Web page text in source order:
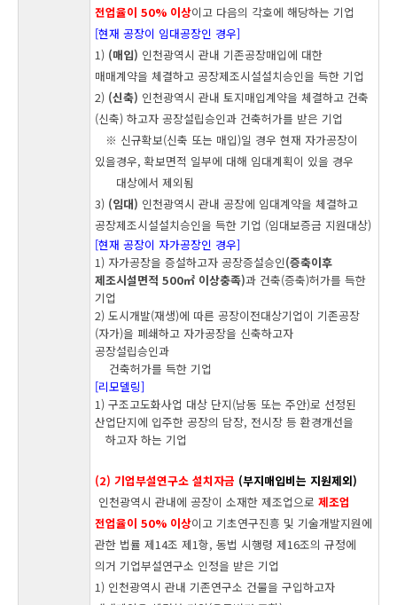
전업율이 50% 이상이고 다음의 각호에 해당하는 기업
[현재 공장이 임대공장인 경우]
1) (매입) 인천광역시 관내 기존공장매입에 대한
매매계약을 체결하고 공장제조시설설치승인을 득한 기업
2) (신축) 인천광역시 관내 토지매입계약을 체결하고 건축
(신축) 하고자 공장설립승인과 건축허가를 받은 기업
※ 신규확보(신축 또는 매입)일 경우 현재 자가공장이
있을경우, 확보면적 일부에 대해 임대계획이 있을 경우
대상에서 제외됨
3) (임대) 인천광역시 관내 공장에 임대계약을 체결하고
공장제조시설설치승인을 득한 기업 (임대보증금 지원대상)
[현재 공장이 자가공장인 경우]
1) 자가공장을 증설하고자 공장증설승인(증축이후
제조시설면적 500㎡ 이상충족)과 건축(증축)허가를 득한
기업
2) 도시개발(재생)에 따른 공장이전대상기업이 기존공장
(자가)을 폐쇄하고 자가공장을 신축하고자
공장설립승인과
건축허가를 득한 기업
[리모델링]
1) 구조고도화사업 대상 단지(남동 또는 주안)로 선정된
산업단지에 입주한 공장의 담장, 전시장 등 환경개선을
하고자 하는 기업
(2) 기업부설연구소 설치자금 (부지매입비는 지원제외)
인천광역시 관내에 공장이 소재한 제조업으로제조업
전업율이 50% 이상이고 기초연구진흥 및 기술개발지원에
관한 법률 제14조 제1항, 동법 시행령 제16조의 규정에
의거 기업부설연구소 인정을 받은 기업
1) 인천광역시 관내 기존연구소 건물을 구입하고자